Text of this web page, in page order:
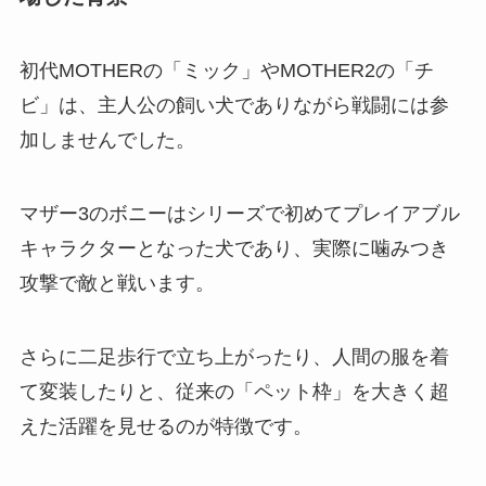
初代MOTHERの「ミック」やMOTHER2の「チ
ビ」は、主人公の飼い犬でありながら戦闘には参
加しませんでした。
マザー3のボニーはシリーズで初めてプレイアブル
キャラクターとなった犬であり、実際に噛みつき
攻撃で敵と戦います。
さらに二足歩行で立ち上がったり、人間の服を着
て変装したりと、従来の「ペット枠」を大きく超
えた活躍を見せるのが特徴です。